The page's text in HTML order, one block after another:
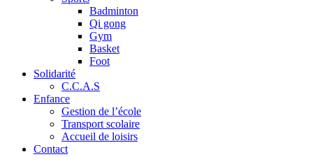
Badminton
Qi gong
Gym
Basket
Foot
Solidarité
C.C.A.S
Enfance
Gestion de l’école
Transport scolaire
Accueil de loisirs
Contact